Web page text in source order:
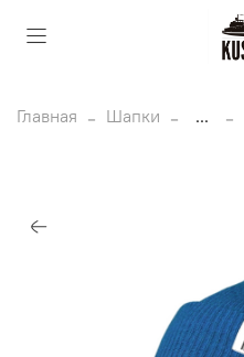
Главная Шапки ...